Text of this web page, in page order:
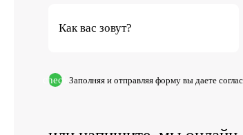
Как вас зовут?
check Заполняя и отправляя форму вы даете